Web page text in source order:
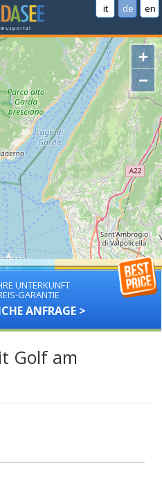
it de en
+
−
UNTERKUNFT
GARANTIE
ANFRAGE >
Golf am